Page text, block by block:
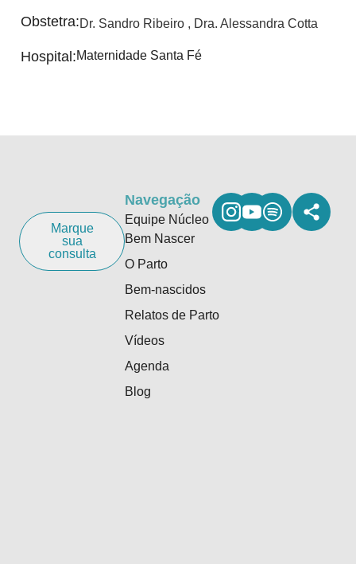
Obstetra:Dr. Sandro Ribeiro , Dra. Alessandra Cotta
Hospital:Maternidade Santa Fé
Marque
sua
consulta
Navegação
Equipe Núcleo
Bem Nascer
O Parto
Bem-nascidos
Relatos de Parto
Vídeos
Agenda
Blog